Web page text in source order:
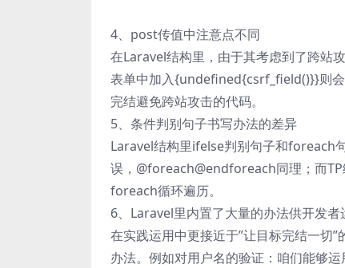
4、post传值中注意点不同
在Laravel结构里，由于其考虑到了跨站
表单中加入{undefined{csrf_field()}}则
完结避免跨站攻击的代码。
5、条件判别句子书写办法的差异
Laravel结构里ifelse判别句子和foreach
误，@foreach@endforeach同理；而
foreach循环遍历。
6、Laravel里内置了大量的办法供开发者
在实践运用中更接近于”让目标完结一切
办法。例如对用户名的验证：咱们能够